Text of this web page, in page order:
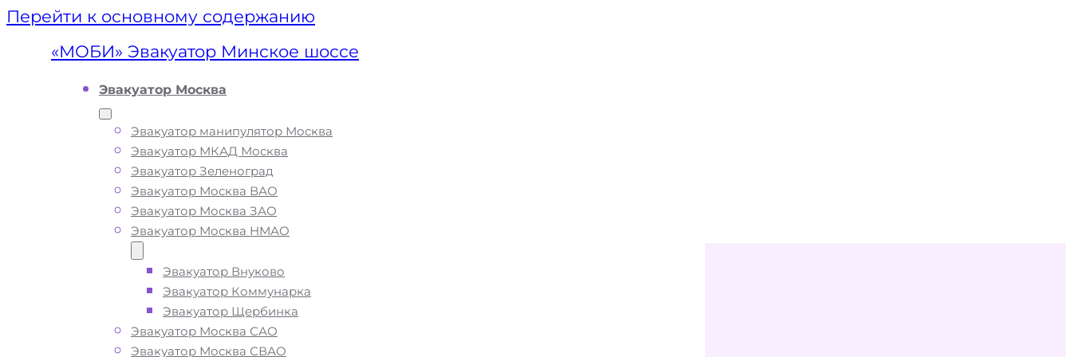
Перейти к основному содержанию
«МОБИ» Эвакуатор Минское шоссе
Эвакуатор Москва
Эвакуатор манипулятор Москва
Эвакуатор МКАД Москва
Эвакуатор Зеленоград
Эвакуатор Москва ВАО
Эвакуатор Москва ЗАО
Эвакуатор Москва НМАО
Эвакуатор Внуково
Эвакуатор Коммунарка
Эвакуатор Щербинка
Эвакуатор Москва САО
Эвакуатор Москва СВАО
Эвакуатор
Минское шоссе